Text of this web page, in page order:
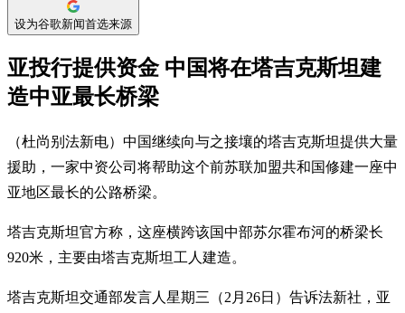
设为谷歌新闻首选来源
亚投行提供资金 中国将在塔吉克斯坦建
造中亚最长桥梁
（杜尚别法新电）中国继续向与之接壤的塔吉克斯坦提供大量
援助，一家中资公司将帮助这个前苏联加盟共和国修建一座中
亚地区最长的公路桥梁。
塔吉克斯坦官方称，这座横跨该国中部苏尔霍布河的桥梁长
920米，主要由塔吉克斯坦工人建造。
塔吉克斯坦交通部发言人星期三（2月26日）告诉法新社，亚